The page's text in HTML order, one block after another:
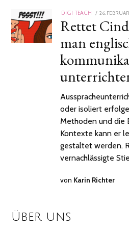
DIGI-TEACH
POSTED
ON
26.
Rettet
man
oder isoliert
Methoden und die
Kontexte kann er
gestaltet werden.
vernachlässigte
von Karin Richter
Über uns